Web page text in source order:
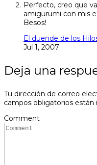
Perfecto, creo que
amigurumi con mis
Besos!
El duende de los
Jul 1, 2007
Deja una
Tu dirección de correo
campos obligatorios están
Comment